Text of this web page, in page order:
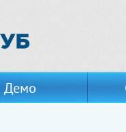
Демо